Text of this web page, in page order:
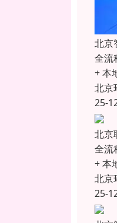
北京
全流
+ 本
北京
25-
北京
全流
+ 本
北京
25-